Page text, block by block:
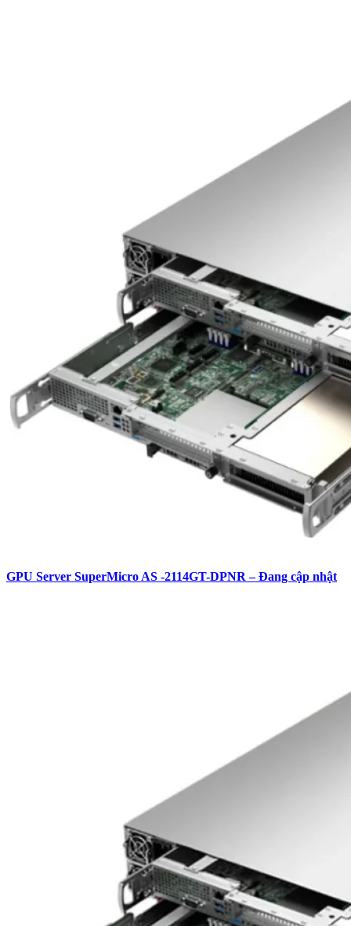
GPU Server SuperMicro AS -2114GT-DPNR – Đang cập nhật